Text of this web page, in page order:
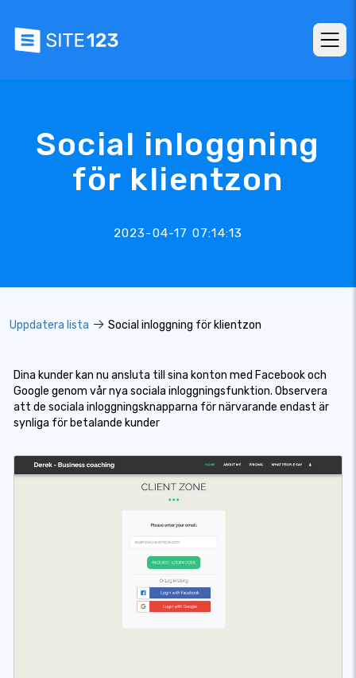
Social inloggning
för klientzon
2023-04-17 07:14:13
Uppdatera lista Social inloggning för klientzon
Dina kunder kan nu ansluta till sina konton med Facebook och
Google genom vår nya sociala inloggningsfunktion. Observera
att de sociala inloggningsknapparna för närvarande endast är
synliga för betalande kunder